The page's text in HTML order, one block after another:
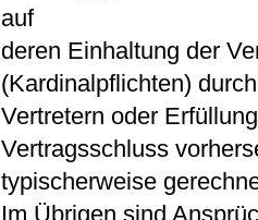
auf
deren Einhaltung der
(Kardinalpflichten)
Vertretern oder
Vertragsschluss
typischerweise
Im Übrigen sind